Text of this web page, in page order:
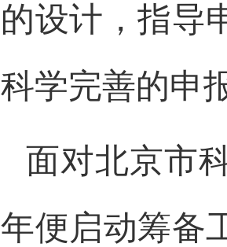
的设计，指导
科学完善的申
面对北京市
年便启动筹备